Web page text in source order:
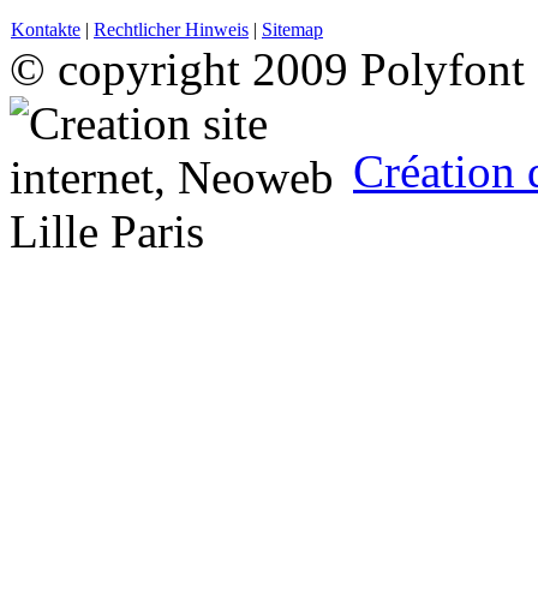
Kontakte | Rechtlicher Hinweis | Sitemap
© copyright 2009 Polyfont
Création